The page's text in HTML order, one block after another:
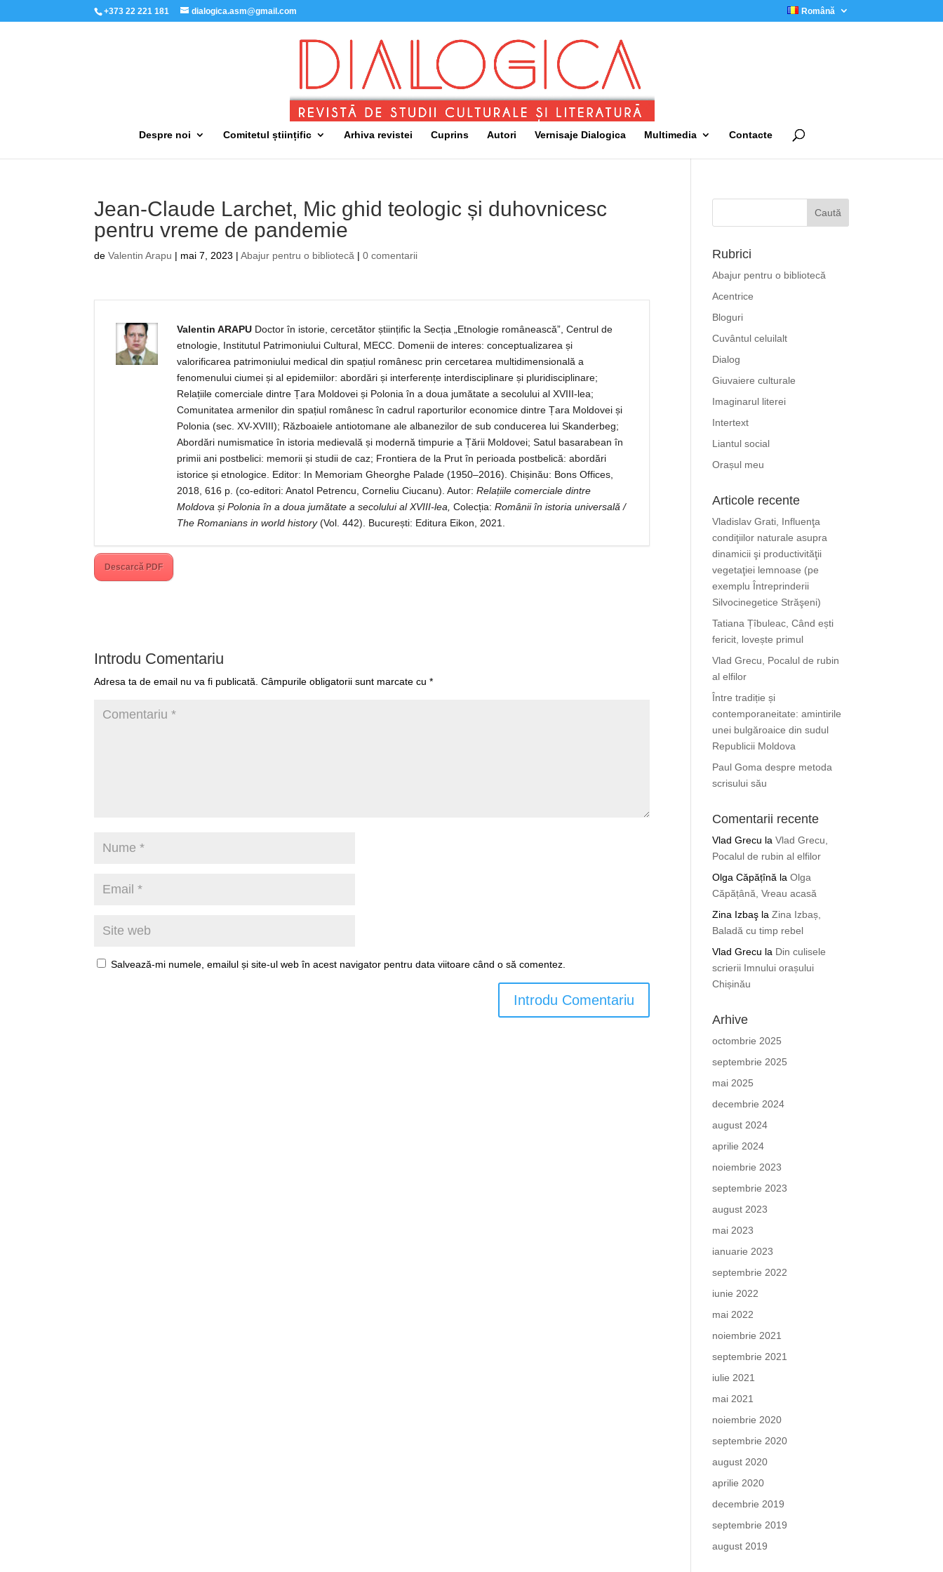
+373 22 221 181 dialogica.asm@gmail.com Română
Despre noi Comitetul științific Arhiva revistei Cuprins Autori Vernisaje Dialogica Multimedia Contacte
Jean-Claude Larchet, Mic ghid teologic și duhovnicesc
pentru vreme de pandemie
deValentin Arapu | mai 7, 2023 |Abajur pentru o bibliotecă |0 comentarii
Valentin ARAPU Doctor în istorie, cercetător științific la Secția „Etnologie românească”, Centrul de
etnologie, Institutul Patrimoniului Cultural, MECC. Domenii de interes: conceptualizarea și
valorificarea patrimoniului medical din spațiul românesc prin cercetarea multidimensională a
fenomenului ciumei și al epidemiilor: abordări și interferențe interdisciplinare și pluridisciplinare;
Relațiile comerciale dintre Țara Moldovei și Polonia în a doua jumătate a secolului al XVIII-lea;
Comunitatea armenilor din spațiul românesc în cadrul raporturilor economice dintre Țara Moldovei și
Polonia (sec. XV-XVIII); Războaiele antiotomane ale albanezilor de sub conducerea lui Skanderbeg;
Abordări numismatice în istoria medievală și modernă timpurie a Țării Moldovei; Satul basarabean în
primii ani postbelici: memorii și studii de caz; Frontiera de la Prut în perioada postbelică: abordări
istorice și etnologice. Editor: In Memoriam Gheorghe Palade (1950–2016). Chișinău: Bons Offices,
2018, 616 p. (co-editori: Anatol Petrencu, Corneliu Ciucanu). Autor:Relațiile comerciale dintre
Moldova și Polonia în a doua jumătate a secolului al XVIII-lea, Colecția:Românii în istoria universală /
The Romanians in world history(Vol. 442). București: Editura Eikon, 2021.
Descarcă PDF
Introdu Comentariu
Adresa ta de email nu va fi publicată. Câmpurile obligatorii sunt marcate cu*
Salvează-mi numele, emailul și site-ul web în acest navigator pentru data viitoare când o să comentez.
Rubrici
Abajur pentru o bibliotecă
Acentrice
Bloguri
Cuvântul celuilalt
Dialog
Giuvaiere culturale
Imaginarul literei
Intertext
Liantul social
Orașul meu
Articole recente
Vladislav Grati, Influenţa
condiţiilor naturale asupra
dinamicii şi productivităţii
vegetaţiei lemnoase (pe
exemplu Întreprinderii
Silvocinegetice Străşeni)
Tatiana Țîbuleac, Când ești
fericit, lovește primul
Vlad Grecu, Pocalul de rubin
al elfilor
Între tradiție și
contemporaneitate: amintirile
unei bulgăroaice din sudul
Republicii Moldova
Paul Goma despre metoda
scrisului său
Comentarii recente
Vlad Grecu laVlad Grecu,
Pocalul de rubin al elfilor
Olga Căpățînă laOlga
Căpățână, Vreau acasă
Zina Izbaş laZina Izbaș,
Baladă cu timp rebel
Vlad Grecu la Din culisele
scrierii Imnului orașului
Chișinău
Arhive
octombrie 2025
septembrie 2025
mai 2025
decembrie 2024
august 2024
aprilie 2024
noiembrie 2023
septembrie 2023
august 2023
mai 2023
ianuarie 2023
septembrie 2022
iunie 2022
mai 2022
noiembrie 2021
septembrie 2021
iulie 2021
mai 2021
noiembrie 2020
septembrie 2020
august 2020
aprilie 2020
decembrie 2019
septembrie 2019
august 2019